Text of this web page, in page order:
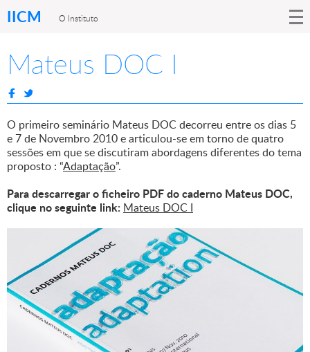
IICM O Instituto
Mateus DOC I
O primeiro seminário Mateus DOC decorreu entre os dias 5
e 7 de Novembro 2010 e articulou-se em torno de quatro
sessões em que se discutiram abordagens diferentes do tema
proposto : “Adaptação”.
Para descarregar o ficheiro PDF do caderno Mateus DOC,
clique no seguinte link: Mateus DOC I